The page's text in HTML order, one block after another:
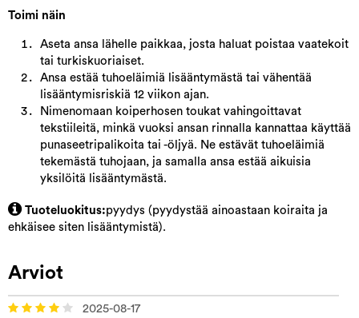
Toimi näin
Aseta ansa lähelle paikkaa, josta haluat poistaa vaatekoit
tai turkiskuoriaiset.
Ansa estää tuhoeläimiä lisääntymästä tai vähentää
lisääntymisriskiä 12 viikon ajan.
Nimenomaan koiperhosen toukat vahingoittavat
tekstiileitä, minkä vuoksi ansan rinnalla kannattaa käyttää
punaseetripalikoita tai -öljyä. Ne estävät tuhoeläimiä
tekemästä tuhojaan, ja samalla ansa estää aikuisia
yksilöitä lisääntymästä.
Tuoteluokitus:pyydys (pyydystää ainoastaan koiraita ja
ehkäisee siten lisääntymistä).
Arviot
2025-08-17